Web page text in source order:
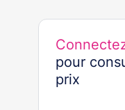
pour
prix